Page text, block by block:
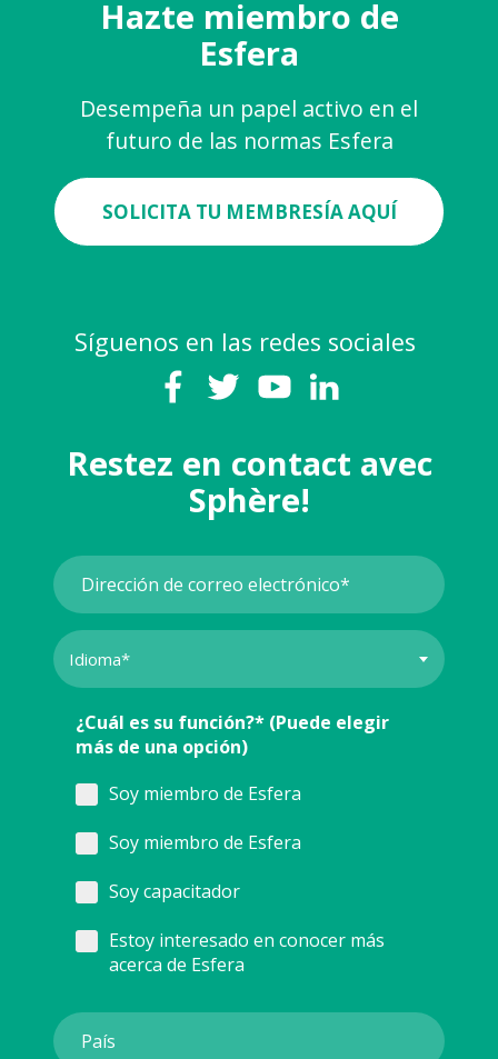
Hazte miembro de
Esfera
Desempeña un papel activo en el
futuro de las normas Esfera
SOLICITA TU MEMBRESÍA AQUÍ
Síguenos en las redes sociales
Restez en contact avec
Sphère!
¿Cuál es su función?* (Puede elegir
más de una opción)
Soy miembro de Esfera
Soy miembro de Esfera
Soy capacitador
Estoy interesado en conocer más
acerca de Esfera